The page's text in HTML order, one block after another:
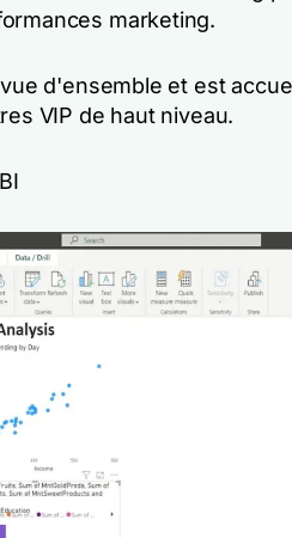
marketing.
d'ensemble et est
VIP de haut niveau.